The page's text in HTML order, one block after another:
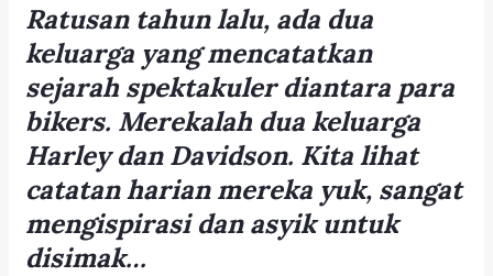
Ratusan tahun lalu, ada dua
keluarga yang mencatatkan
sejarah spektakuler diantara para
bikers. Merekalah dua keluarga
Harley dan Davidson. Kita lihat
catatan harian mereka yuk, sangat
mengispirasi dan asyik untuk
disimak…